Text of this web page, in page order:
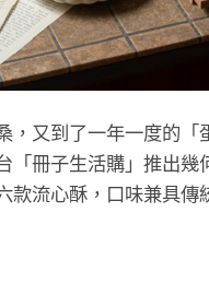
，又到了一年一度的「
「冊子生活購」推出
款流心酥，口味兼具